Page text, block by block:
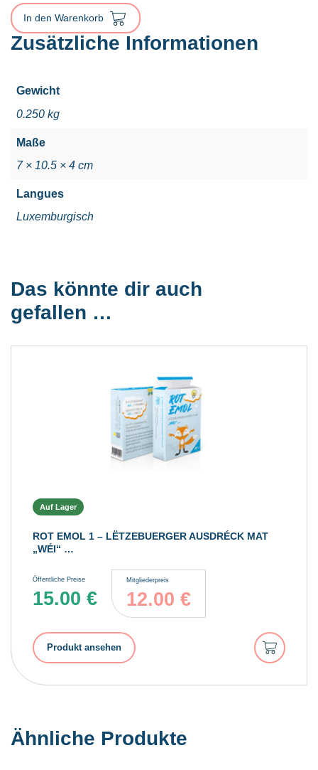
-
LËTZEBUERGESCH
“BILDLECH
GESCHWAT”
In den Warenkorb
Zusätzliche Informationen
Gewicht
0.250 kg
Maße
7 × 10.5 × 4 cm
Langues
Luxemburgisch
Das könnte dir auch
gefallen …
Auf Lager
ROT EMOL 1 – LËTZEBUERGER AUSDRÉCK MAT
„WÉI“ …
Öffentliche Preise
15.00 €
Mitgliederpreis
12.00 €
Produkt ansehen
In
den
Warenkorb
Ähnliche Produkte